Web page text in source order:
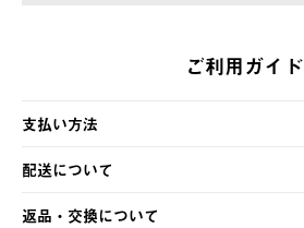
ご利用ガイド
支払い方法
以下のいずれかの方法でお支払いいただ
・クレジットカード決済
・コンビニ決済
配送について
【発送スケジュール】
返品・交換について